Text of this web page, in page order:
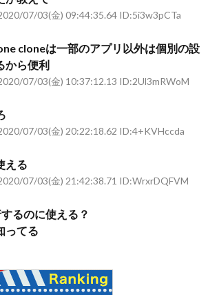
07/03(金) 09:44:35.64 ID:5i3w3pCTa
cloneは一部のアプリ以外は個別の設
から便利
07/03(金) 10:37:12.13 ID:2Ul3mRWoM
07/03(金) 20:22:18.62 ID:4+KVHccda
える
07/03(金) 21:42:38.71 ID:WrxrDQFVM
るのに使える？
ってる